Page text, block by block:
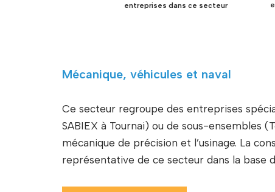
entreprises dans ce secteur
Mécanique, véhicules et naval
Ce secteur regroupe des entreprises
SABIEX à Tournai) ou de sous-ensembles
mécanique de précision et l’usinage. La
représentative de ce secteur dans la base